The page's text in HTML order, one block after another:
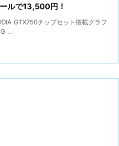
ルで13,500円！
GTX750チップセット搭載グラフ
...